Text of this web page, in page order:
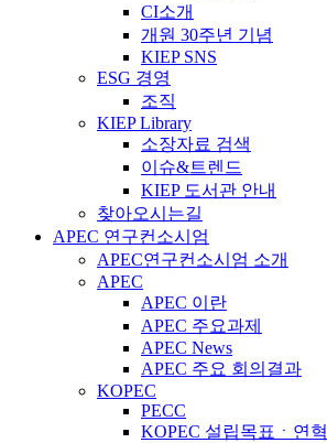
CI소개
개원 30주년 기념
KIEP SNS
ESG 경영
조직
KIEP Library
소장자료 검색
이슈&트렌드
KIEP 도서관 안내
찾아오시는길
APEC 연구컨소시엄
APEC연구컨소시엄 소개
APEC
APEC 이란
APEC 주요과제
APEC News
APEC 주요 회의결과
KOPEC
PECC
KOPEC 설립목표ㆍ연혁